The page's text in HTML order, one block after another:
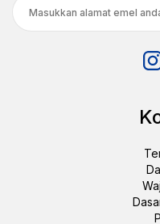
"Teratur dengan
gesa, dapat meneroka
panduan memberikan
Sorotan Bodrum
dalam Satu Mewah
“Kami menikmati